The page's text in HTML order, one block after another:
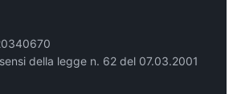
della legge n. 62 del 07.03.2001